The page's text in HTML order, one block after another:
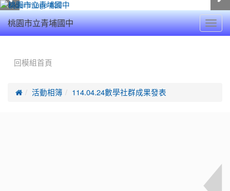
桃園市立青埔國中
回模組首頁
 活動相簿 114.04.24數學社群成果發表